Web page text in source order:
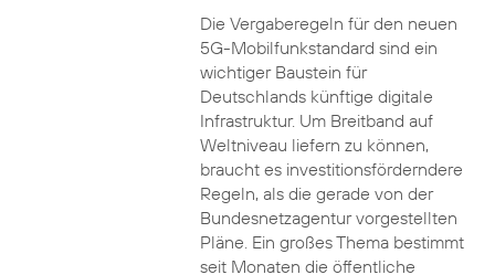
Die Vergaberegeln für den neuen
5G-Mobilfunkstandard sind ein
wichtiger Baustein für
Deutschlands künftige digitale
Infrastruktur. Um Breitband auf
Weltniveau liefern zu können,
braucht es investitionsförderndere
Regeln, als die gerade von der
Bundesnetzagentur vorgestellten
Pläne. Ein großes Thema bestimmt
seit Monaten die öffentliche